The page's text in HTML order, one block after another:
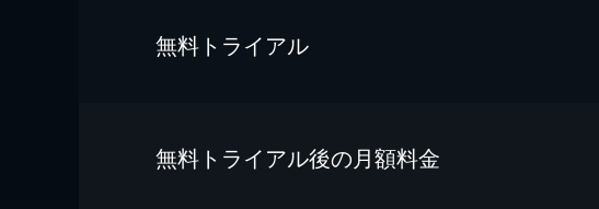
無料トライアル
無料トライアル後の⽉額料金